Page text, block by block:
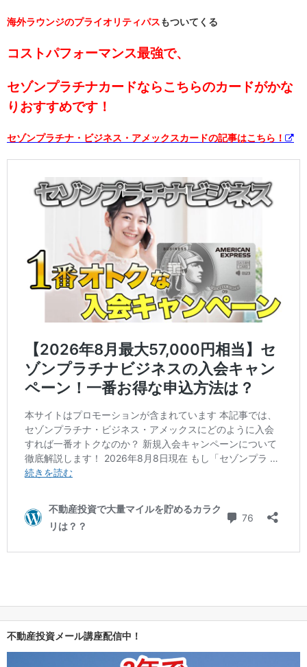
海外ラウンジのプライオリティパスもついてくる
コストパフォーマンス最強で、
セゾンプラチナカードならこちらのカードがかな
りおすすめです！
セゾンプラチナ・ビジネス・アメックスカードの記事はこちら ！
不動産投資メール講座配信中！